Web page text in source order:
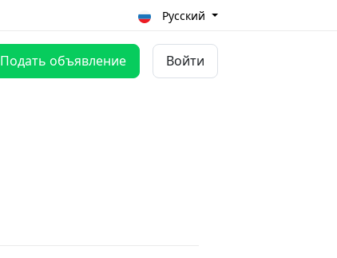
Русский
Подать объявление Войти